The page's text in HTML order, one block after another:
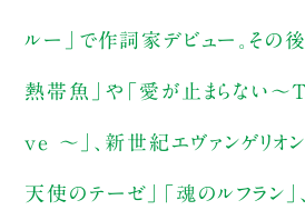
ルー」で作詞家デビュー。その
熱帯魚」や「愛が止まらな
ve ～」、新世紀エヴァンゲリオ
天使のテーゼ」「魂のルフラン」